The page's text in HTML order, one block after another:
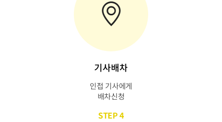
기사배차
인접 기사에게
배차신청
STEP 4